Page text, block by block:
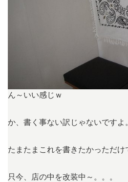
ん～いい感じｗ
か、書く事ない訳じゃないですよ
たまたまこれを書きたかっただけ
只今、店の中を改装中～。。。